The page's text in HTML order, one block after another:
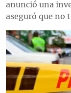
anunció una
aseguró que no
Contenido